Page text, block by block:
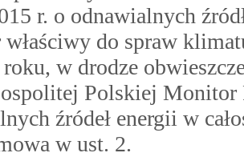
r. o odnawialnych
do spraw
roku, w drodze
Polskiej Monitor
źródeł energii w
w ust. 2.